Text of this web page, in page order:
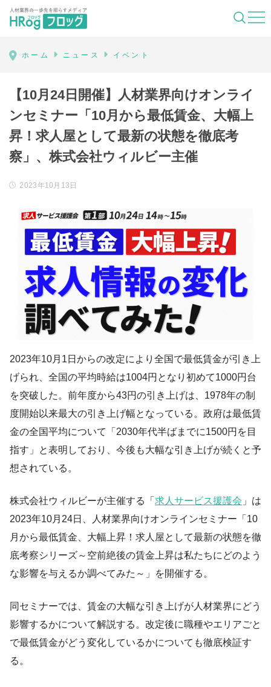
HRog | 人材業界の一歩先を照らすメディ
ホーム ニュース イベント
【10月24日開催】人材業界向けオンライ
ンセミナー「10月から最低賃金、大幅上
昇！求人屋として最新の状態を徹底考
察」、株式会社ウィルビー主催
2023年10月13日
2023年10月1日からの改定により全国で最低賃金が引き上
げられ、全国の平均時給は1004円となり初めて1000円台
を突破した。前年度から43円の引き上げは、1978年の制
度開始以来最大の引き上げ幅となっている。政府は最低賃
金の全国平均について「2030年代半ばまでに1500円を目
指す」と表明しており、今後も大幅な引き上げが続くと予
想されている。
株式会社ウィルビーが主催する「 求人サービス援護会 」は
2023年10月24日、人材業界向けオンラインセミナー「10
月から最低賃金、大幅上昇！求人屋として最新の状態を徹
底考察シリーズ～空前絶後の賃金上昇は私たちにどのよう
な影響を与えるか調べてみた～」を開催する。
同セミナーでは、賃金の大幅な引き上げが人材業界にどう
影響するかについて解説する。改定後に職種やエリアごと
で最低賃金がどう変化しているかについても徹底検証す
る。